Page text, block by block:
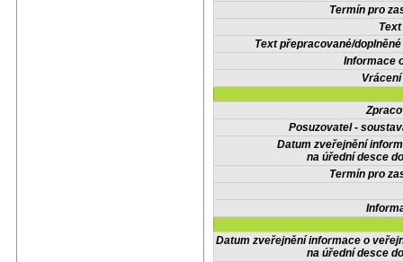
Termín pro
Text přepracované/
Informace
Posuzovatel -
Datum zveřejnění
na úřední desce
Termín pro
Datum zveřejnění informace o
na úřední desce